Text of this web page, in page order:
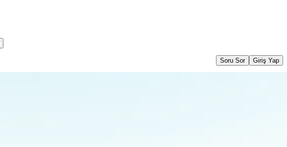
Soru Sor Giriş Yap